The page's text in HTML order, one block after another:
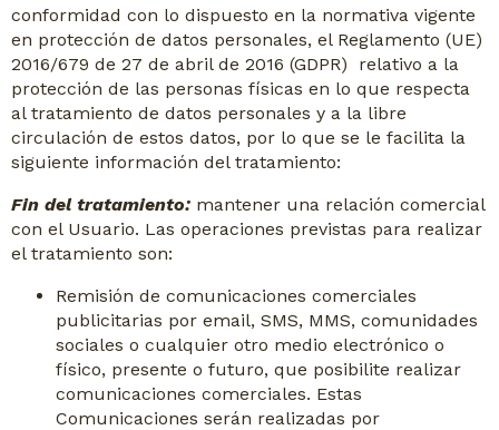
conformidad con lo dispuesto en la normativa vigente
en protección de datos personales, el Reglamento (UE)
2016/679 de 27 de abril de 2016 (GDPR) relativo a la
protección de las personas físicas en lo que respecta
al tratamiento de datos personales y a la libre
circulación de estos datos, por lo que se le facilita la
siguiente información del tratamiento:
Fin del tratamiento: mantener una relación comercial
con el Usuario. Las operaciones previstas para realizar
el tratamiento son:
Remisión de comunicaciones comerciales
publicitarias por email, SMS, MMS, comunidades
sociales o cualquier otro medio electrónico o
físico, presente o futuro, que posibilite realizar
comunicaciones comerciales. Estas
Comunicaciones serán realizadas por